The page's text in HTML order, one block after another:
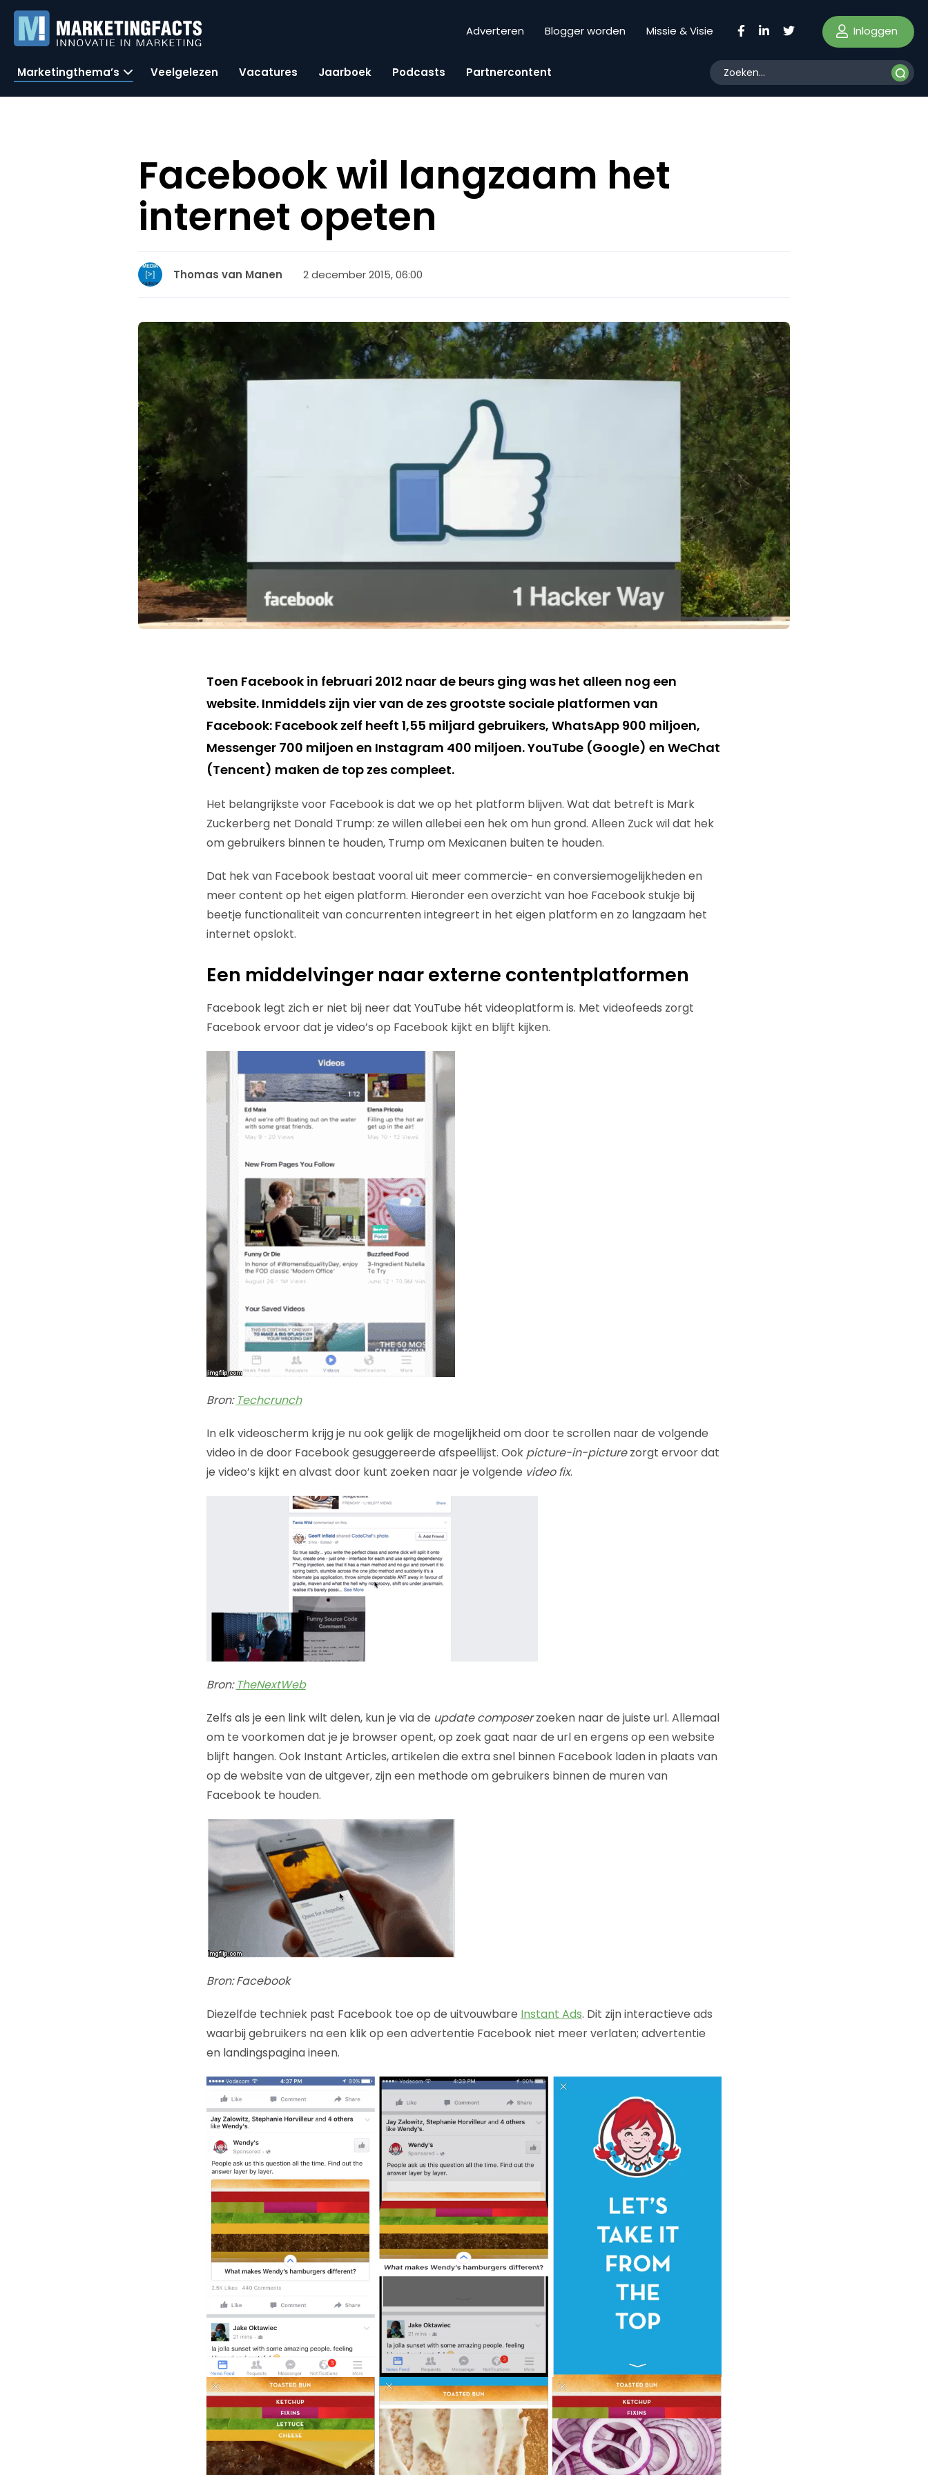
Adverteren Blogger worden Missie & Visie Inloggen
Marketingthema’s Veelgelezen Vacatures Jaarboek Podcasts Partnercontent
Facebook wil langzaam het
internet opeten
Thomas van Manen 2 december 2015, 06:00
Toen Facebook in februari 2012 naar de beurs ging was het alleen nog een
website. Inmiddels zijn vier van de zes grootste sociale platformen van
Facebook: Facebook zelf heeft 1,55 miljard gebruikers, WhatsApp 900 miljoen,
Messenger 700 miljoen en Instagram 400 miljoen. YouTube (Google) en WeChat
(Tencent) maken de top zes compleet.
Het belangrijkste voor Facebook is dat we op het platform blijven. Wat dat betreft is Mark
Zuckerberg net Donald Trump: ze willen allebei een hek om hun grond. Alleen Zuck wil dat hek
om gebruikers binnen te houden, Trump om Mexicanen buiten te houden.
Dat hek van Facebook bestaat vooral uit meer commercie- en conversiemogelijkheden en
meer content op het eigen platform. Hieronder een overzicht van hoe Facebook stukje bij
beetje functionaliteit van concurrenten integreert in het eigen platform en zo langzaam het
internet opslokt.
Een middelvinger naar externe contentplatformen
Facebook legt zich er niet bij neer dat YouTube hét videoplatform is. Met videofeeds zorgt
Facebook ervoor dat je video’s op Facebook kijkt en blijft kijken.
Bron: Techcrunch
In elk videoscherm krijg je nu ook gelijk de mogelijkheid om door te scrollen naar de volgende
video in de door Facebook gesuggereerde afspeellijst. Ook picture-in-picturezorgt ervoor dat
je video’s kijkt en alvast door kunt zoeken naar je volgende video fix.
Bron: TheNextWeb
Zelfs als je een link wilt delen, kun je via de update composerzoeken naar de juiste url. Allemaal
om te voorkomen dat je je browser opent, op zoek gaat naar de url en ergens op een website
blijft hangen. Ook Instant Articles, artikelen die extra snel binnen Facebook laden in plaats van
op de website van de uitgever, zijn een methode om gebruikers binnen de muren van
Facebook te houden.
Bron: Facebook
Diezelfde techniek past Facebook toe op de uitvouwbare Instant Ads. Dit zijn interactieve ads
waarbij gebruikers na een klik op een advertentie Facebook niet meer verlaten; advertentie
en landingspagina ineen.